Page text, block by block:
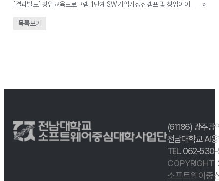
[결과발표] 창업교육프로그램_1단계 SW기업가정신캠프 및 창업아이디어 경진대회 결과 발표
»
목록보기
(61186) 광주광
전남대학교 AI
TEL. 062-
COPYRIGHT
소프트웨어중